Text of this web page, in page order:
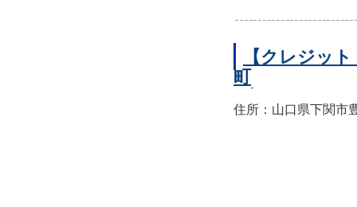
【クレジッ
町
住所：山口県下関市